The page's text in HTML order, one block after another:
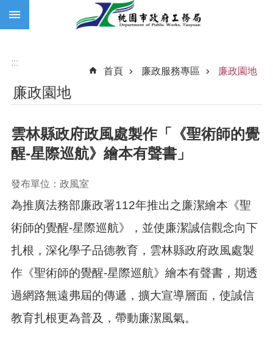
跳到主要內容區塊
:::
首頁
廉政服務專區 廉政園地
廉政園地
雲林縣政府政風處製作「《聖術師的覺
醒-星際巡航》繪本有聲書」
發布單位：政風室
為推廣法務部廉政署112年推出之廉潔繪本《聖
術師的覺醒-星際巡航》，並使廉潔誠信觀念向下
扎根，深化學子品德教育，雲林縣政府政風處製
作《聖術師的覺醒-星際巡航》繪本有聲書，期透
過網路無遠弗屆的傳遞，擴大宣導層面，使誠信
教育扎根更為普及，帶動廉潔風氣。